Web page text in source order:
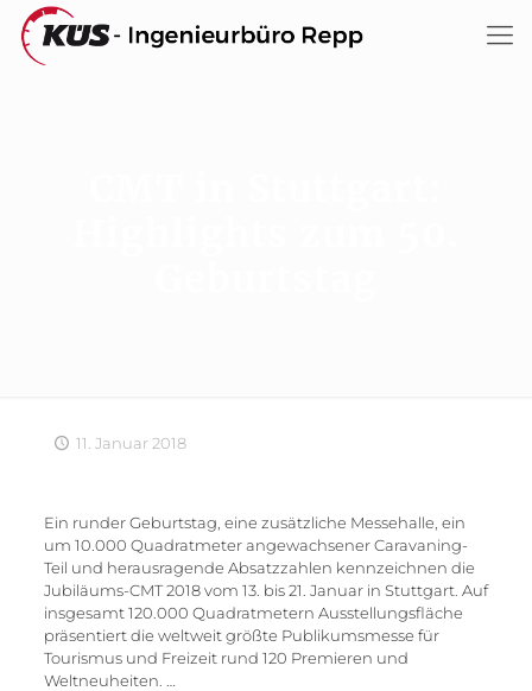
11. Januar 2018
Ein runder Geburtstag, eine zusätzliche Messehalle, ein
um 10.000 Quadratmeter angewachsener Caravaning-
Teil und herausragende Absatzzahlen kennzeichnen die
Jubiläums-CMT 2018 vom 13. bis 21. Januar in Stuttgart. Auf
insgesamt 120.000 Quadratmetern Ausstellungsfläche
präsentiert die weltweit größte Publikumsmesse für
Tourismus und Freizeit rund 120 Premieren und
Weltneuheiten. …